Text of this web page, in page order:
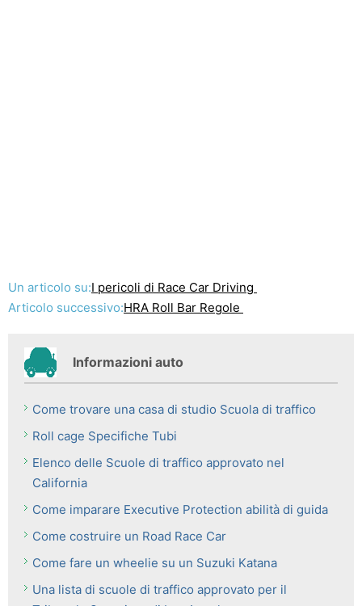
Un articolo su:I pericoli di Race Car Driving
Articolo successivo:HRA Roll Bar Regole
Informazioni auto
Come trovare una casa di studio Scuola di traffico
Roll cage Specifiche Tubi
Elenco delle Scuole di traffico approvato nel
California
Come imparare Executive Protection abilità di guida
Come costruire un Road Race Car
Come fare un wheelie su un Suzuki Katana
Una lista di scuole di traffico approvato per il